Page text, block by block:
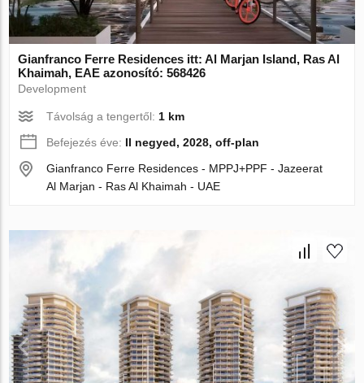
Gianfranco Ferre Residences itt: Al Marjan Island, Ras Al
Khaimah, EAE azonosító: 568426
Development
Távolság a tengertől: 1 km
Befejezés éve: II negyed, 2028, off-plan
Gianfranco Ferre Residences - MPPJ+PPF - Jazeerat
Al Marjan - Ras Al Khaimah - UAE